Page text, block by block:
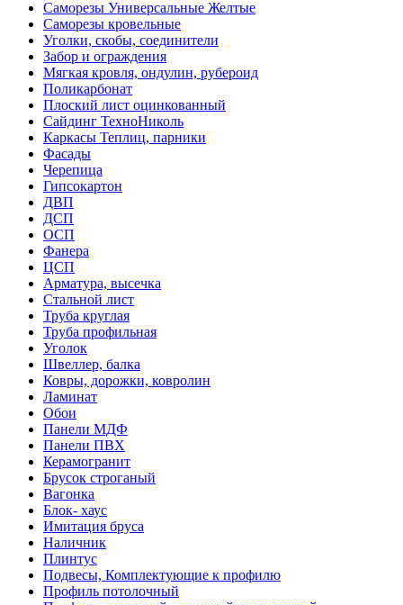
Саморезы Универсальные Желтые
Саморезы кровельные
Уголки, скобы, соединители
Забор и ограждения
Мягкая кровля, ондулин, рубероид
Поликарбонат
Плоский лист оцинкованный
Сайдинг ТехноНиколь
Каркасы Теплиц, парники
Фасады
Черепица
Гипсокартон
ДВП
ДСП
ОСП
Фанера
ЦСП
Арматура, высечка
Стальной лист
Труба круглая
Труба профильная
Уголок
Швеллер, балка
Ковры, дорожки, ковролин
Ламинат
Обои
Панели МДФ
Панели ПВХ
Керамогранит
Брусок строганый
Вагонка
Блок- хаус
Имитация бруса
Наличник
Плинтус
Подвесы, Комплектующие к профилю
Профиль потолочный